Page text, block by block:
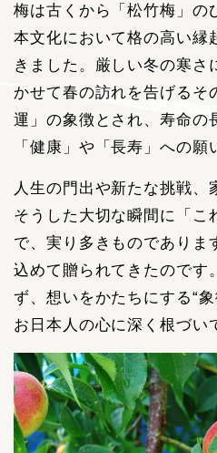
梅は古くから「松竹梅」の
本文化において格の高い縁
きました。厳しい冬の寒さ
かせて春の訪れを告げるそ
運」の象徴とされ、寿命の
「健康」や「長寿」への願
人生の門出や新たな挑戦、
そうした大切な瞬間に「こ
で、実り多きものでありま
込めて贈られてきたのです
ず、想いをかたちにする“
お日本人の心に深く根づい